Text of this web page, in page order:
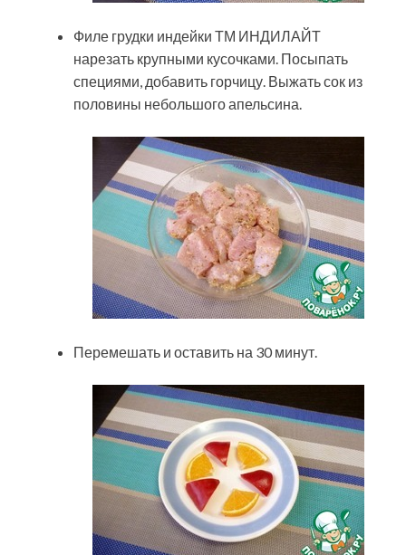
Филе грудки индейки ТМ ИНДИЛАЙТ
нарезать крупными кусочками. Посыпать
специями, добавить горчицу. Выжать сок из
половины небольшого апельсина.
Перемешать и оставить на 30 минут.